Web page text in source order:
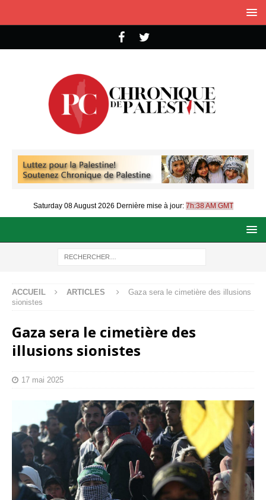
Saturday 08 August 2026 Dernière mise à jour: 7h:38 AM GMT
ACCUEIL ARTICLES
Gaza sera le cimetière des illusions
sionistes
Gaza sera le cimetière des
illusions sionistes
17 mai 2025